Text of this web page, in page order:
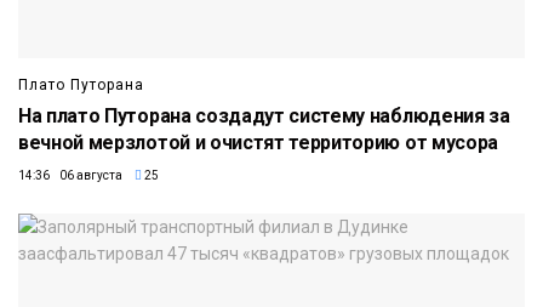
Плато Путорана
На плато Путорана создадут систему наблюдения за
вечной мерзлотой и очистят территорию от мусора
14:36 06 августа 25